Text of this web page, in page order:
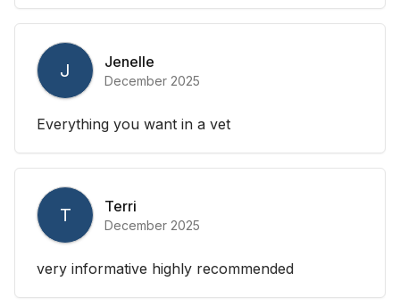
J Jenelle
December 2025
Everything you want in a vet
T Terri
December 2025
very informative highly recommended